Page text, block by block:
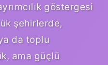
göstergesi
şehirlerde,
da toplu
ama güçlü